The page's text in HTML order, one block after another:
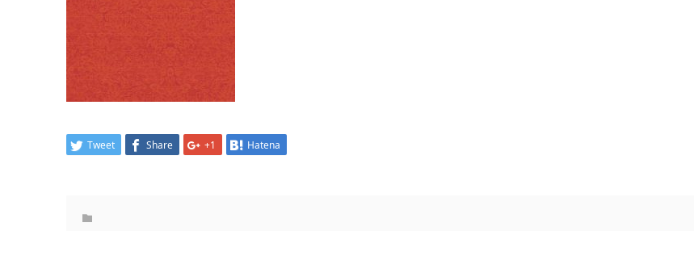
Tweet Share +1 Hatena